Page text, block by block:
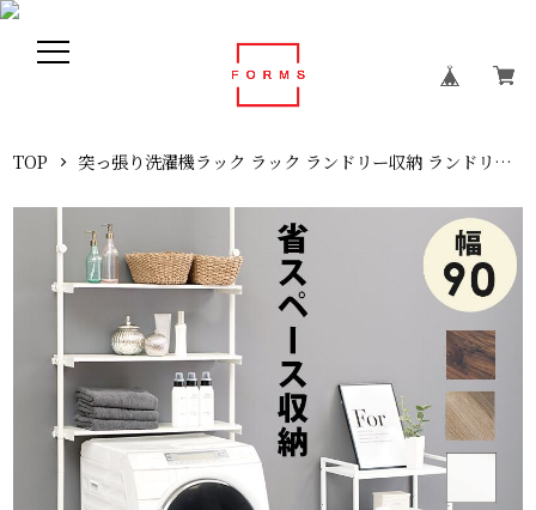
TOP 突っ張り洗濯機ラック ラック ランドリー収納 ランドリー オープンラック 幅90